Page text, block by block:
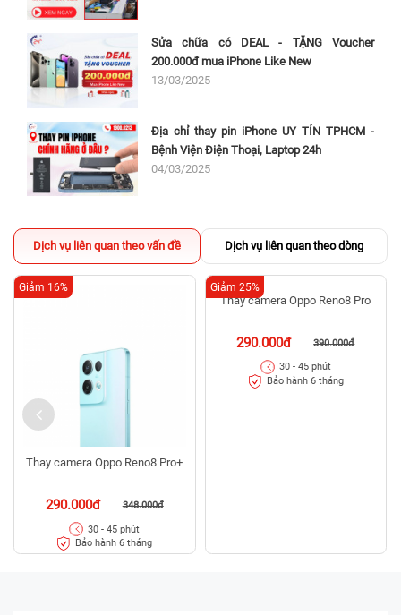
Sửa chữa có DEAL - TẶNG Voucher
200.000đ mua iPhone Like New
13/03/2025
Địa chỉ thay pin iPhone UY TÍN TPHCM -
Bệnh Viện Điện Thoại, Laptop 24h
04/03/2025
Dịch vụ liên quan theo vấn đề Dịch vụ liên quan theo dòng
Thay camera Oppo Reno8 Pro+
290.000đ 348.000đ
Giảm 16%
30 - 45 phút
Bảo hành 6 tháng
Thay camera Oppo Reno8 Pro
290.000đ 390.000đ
Giảm 25%
30 - 45 phút
Bảo hành 6 tháng